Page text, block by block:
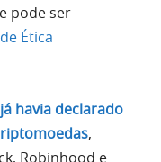
pode ser
Ética
havia declarado
,
Robinhood e